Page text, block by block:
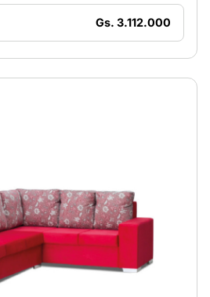
Gs. 3.112.000